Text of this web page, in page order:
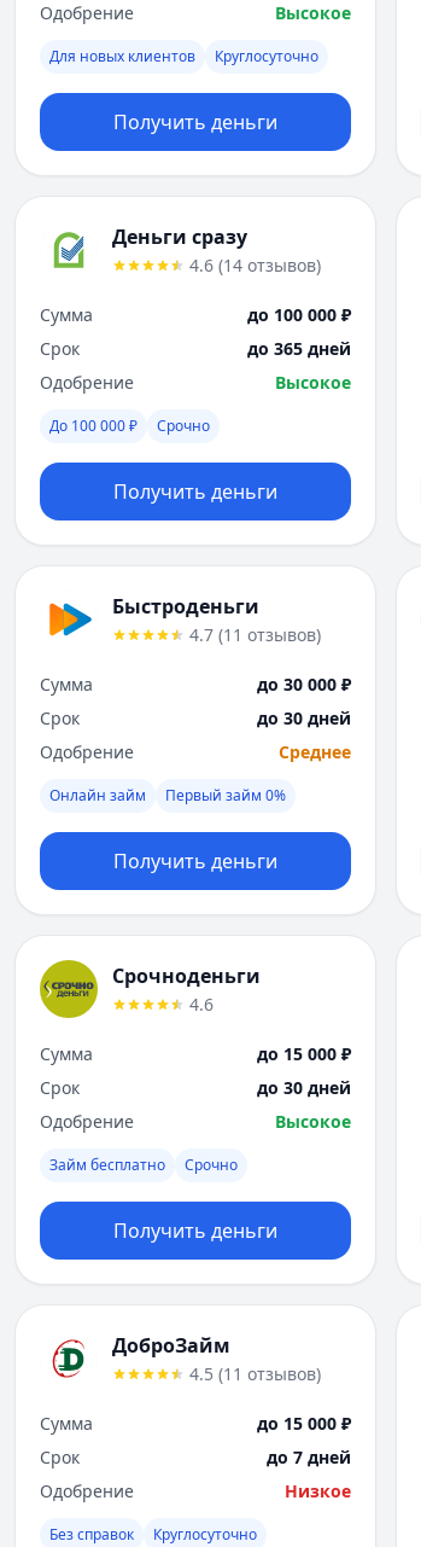
Одобрение
Высокое
Для новых клиентов Круглосуточно
Получить деньги
Деньги сразу
4.6 (14 отзывов)
Сумма
до 100 000 ₽
Срок
до 365 дней
Одобрение
Высокое
До 100 000 ₽ Срочно
Получить деньги
Быстроденьги
4.7 (11 отзывов)
Сумма
до 30 000 ₽
Срок
до 30 дней
Одобрение
Среднее
Онлайн займ Первый займ 0%
Получить деньги
Срочноденьги
4.6
Сумма
до 15 000 ₽
Срок
до 30 дней
Одобрение
Высокое
Займ бесплатно Срочно
Получить деньги
ДоброЗайм
4.5 (11 отзывов)
Сумма
до 15 000 ₽
Срок
до 7 дней
Одобрение
Низкое
Без справок Круглосуточно